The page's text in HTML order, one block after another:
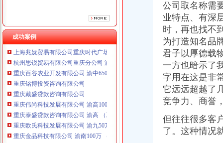
成功案例
重庆盛旗投资咨询有限公司 渝中10万 （工商注册）
重庆凯誉网络通信技术工程有限公司渝中分公司 （工商注册）
上海兆妩贸易有限公司重庆时代广场分公司 渝中 （工商注册）
杭州思锐贸易有限公司重庆分公司 渝中 （工商注册）
重庆百谷农业开发有限公司 渝中650万 （注册）
重庆铭博投资咨询有限公司
重庆戴盛贷款咨询有限公司
重庆伟尚科技发展有限公司 渝高100万 （工商注册）
重庆泰盛贷款咨询有限公司 渝高 （工商注册）
重庆欧氏科技发展有限公司 渝九50万 （进出口权）
重庆金品科技有限公司 渝南100万 （进出口权）
重庆盛旗投资咨询有限公司 渝中10万 （工商注册）
公司取名称需
业特点、有深
时，再也找不
为打造知名品
君子以厚德载
一方也暗示了
字用在这是非
它远远超越了
竞争力、商誉
但往往很多客
了。这种情况